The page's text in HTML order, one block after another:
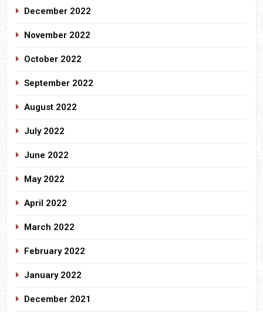
December 2022
November 2022
October 2022
September 2022
August 2022
July 2022
June 2022
May 2022
April 2022
March 2022
February 2022
January 2022
December 2021